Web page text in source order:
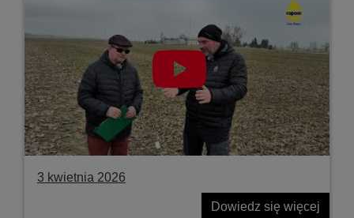
3 kwietnia 2026
Dowiedz się więcej